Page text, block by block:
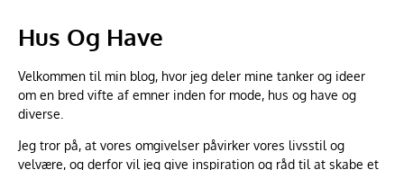
Hus Og Have
Velkommen til min blog, hvor jeg deler mine tanker og ideer
om en bred vifte af emner inden for mode, hus og have og
diverse.
Jeg tror på, at vores omgivelser påvirker vores livsstil og
velvære, og derfor vil jeg give inspiration og råd til at skabe et